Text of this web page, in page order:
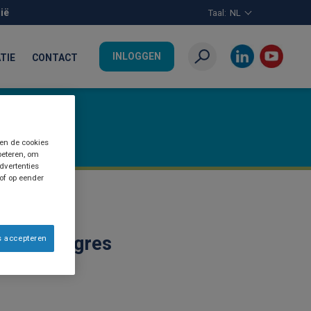
Taal: NL
CONTACT INLOGGEN
congres
de cookies
om
op eender
accepteren